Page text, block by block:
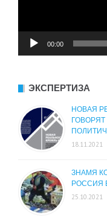
00:00
ЭКСПЕРТИЗА
НОВАЯ
18.11.2021
ЗНАМЯ
РОССИЯ
25.10.2021